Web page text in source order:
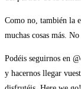
Como no, también la
muchas cosas más.
Podéis seguirnos en
y hacernos llegar